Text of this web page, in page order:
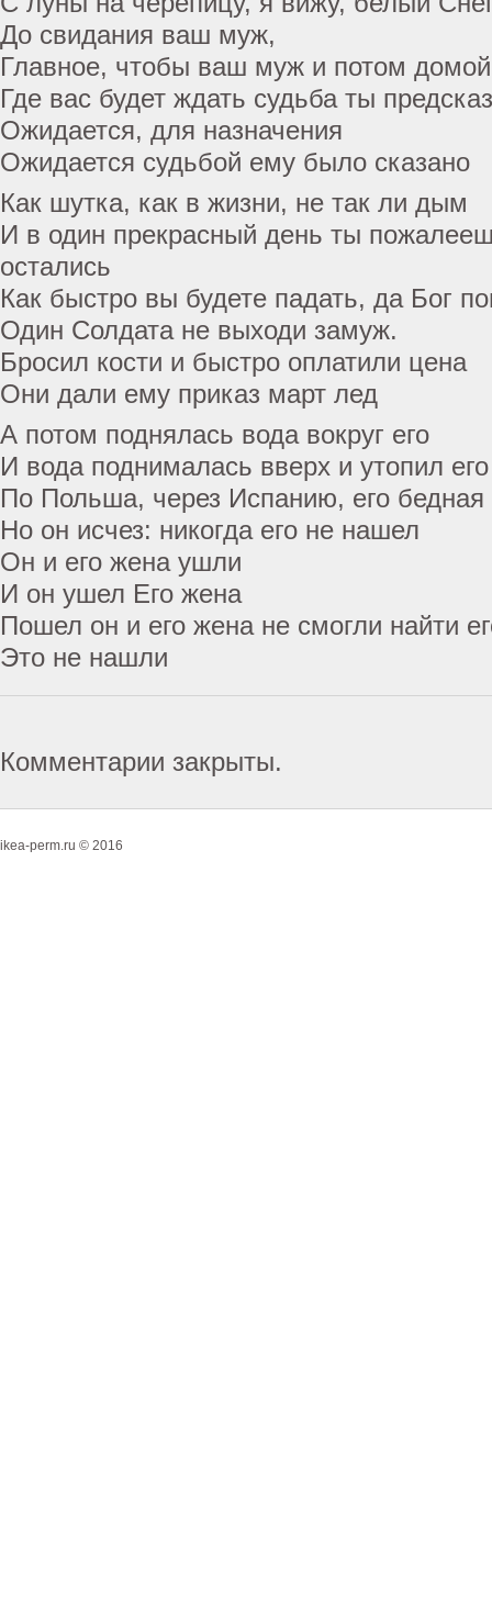
До свидания ваш муж,
Главное, чтобы ваш муж и потом
Где вас будет ждать судьба ты
Ожидается, для назначения
Ожидается судьбой ему было сказано
Как шутка, как в жизни, не так ли дым
И в один прекрасный день ты
остались
Как быстро вы будете падать, да Бог
Один Солдата не выходи замуж.
Бросил кости и быстро оплатили цена
Они дали ему приказ март лед
А потом поднялась вода вокруг его
И вода поднималась вверх и утопил его
По Польша, через Испанию, его бедная
Но он исчез: никогда его не нашел
Он и его жена ушли
И он ушел Его жена
Пошел он и его жена не смогли найти
Это не нашли
Комментарии закрыты.
ikea-perm.ru © 2016